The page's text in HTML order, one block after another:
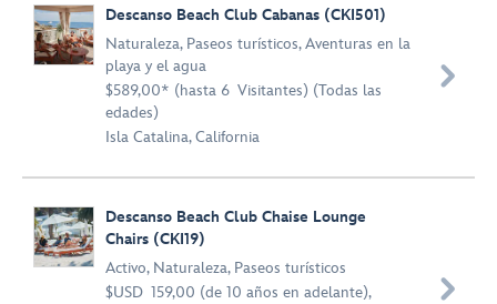
Descanso Beach Club Cabanas (CKI501)
Naturaleza, Paseos turísticos,Aventuras en la
playa y el agua
$589,00* (hasta 6 Visitantes) (Todas las
edades)
Isla Catalina, California

Descanso Beach Club Chaise Lounge
Chairs (CKI19)
Activo, Naturaleza, Paseos turísticos
$USD 159,00 (de 10 años en adelante),
